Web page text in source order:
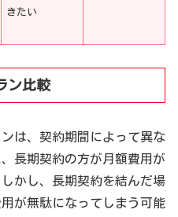
きたい
ン比較
は、契約期間によって異な
長期契約の方が月額費用が
かし、長期契約を結んだ場
が無駄になってしまう可能